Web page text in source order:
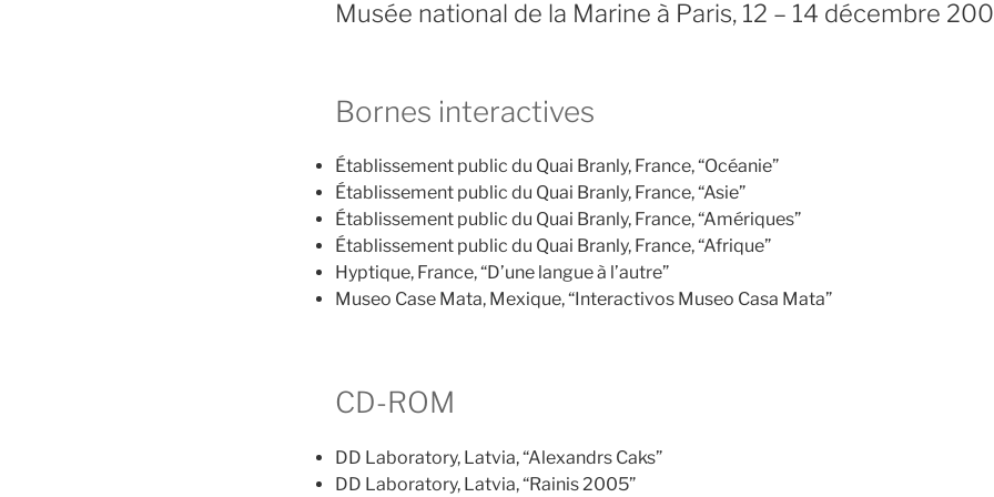
Musée national de la Marine à Paris, 12 – 14 décembre
Bornes interactives
Établissement public du Quai Branly, France, “Océanie”
Établissement public du Quai Branly, France, “Asie”
Établissement public du Quai Branly, France, “Amériques”
Établissement public du Quai Branly, France, “Afrique”
Hyptique, France, “D’une langue à l’autre”
Museo Case Mata, Mexique, “Interactivos Museo Casa Mata”
CD-ROM
DD Laboratory, Latvia, “Alexandrs Caks”
DD Laboratory, Latvia, “Rainis 2005”